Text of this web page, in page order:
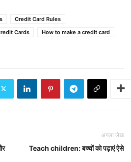
Credit Card Rules
Cards
How to make a credit card
अगला लेख
Teach children: बच्चों को पढ़ाएं ऐसे